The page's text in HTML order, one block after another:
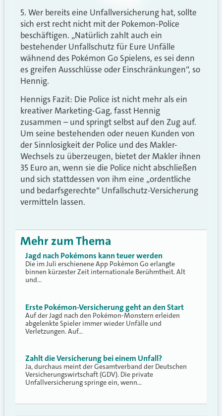
5. Wer bereits eine Unfallversicherung hat, sollte
sich erst recht nicht mit der Pokemon-Police
beschäftigen. „Natürlich zahlt auch ein
bestehender Unfallschutz für Eure Unfälle
wähnend des Pokémon Go Spielens, es sei denn
es greifen Ausschlüsse oder Einschränkungen“, so
Hennig.
Hennigs Fazit: Die Police ist nicht mehr als ein
kreativer Marketing-Gag, fasst Hennig
zusammen – und springt selbst auf den Zug auf.
Um seine bestehenden oder neuen Kunden von
der Sinnlosigkeit der Police und des Makler-
Wechsels zu überzeugen, bietet der Makler ihnen
35 Euro an, wenn sie die Police nicht abschließen
und sich stattdessen von ihm eine „ordentliche
und bedarfsgerechte“ Unfallschutz-Versicherung
vermitteln lassen.
Mehr zum Thema
Jagd nach Pokémons kann teuer werden
Die im Juli erschienene App Pokémon Go erlangte
binnen kürzester Zeit internationale Berühmtheit. Alt
und…
Erste Pokémon-Versicherung geht an den Start
Auf der Jagd nach den Pokémon-Monstern erleiden
abgelenkte Spieler immer wieder Unfälle und
Verletzungen. Auf…
Zahlt die Versicherung bei einem Unfall?
Ja, durchaus meint der Gesamtverband der Deutschen
Versicherungswirtschaft (GDV). Die private
Unfallversicherung springe ein, wenn…